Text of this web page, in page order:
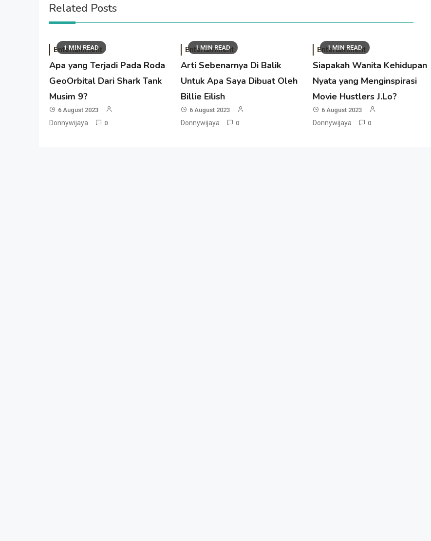
Related Posts
1 MIN READ
Entertainment
Apa yang Terjadi Pada Roda
GeoOrbital Dari Shark Tank
Musim 9?
6 August 2023
Donnywijaya 0
1 MIN READ
Entertainment
Arti Sebenarnya Di Balik
Untuk Apa Saya Dibuat Oleh
Billie Eilish
6 August 2023
Donnywijaya 0
1 MIN READ
Entertainment
Siapakah Wanita Kehidupan
Nyata yang Menginspirasi
Movie Hustlers J.Lo?
6 August 2023
Donnywijaya 0